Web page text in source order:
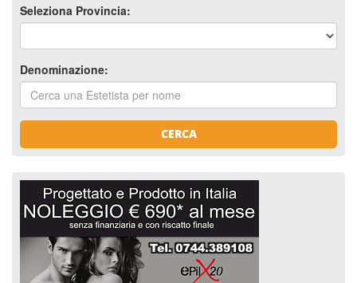
Seleziona Provincia:
Denominazione:
CERCA